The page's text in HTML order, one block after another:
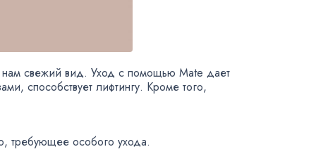
свежий вид. Уход с помощью Mate дает
, способствует лифтингу. Кроме того,
, требующее особого ухода.